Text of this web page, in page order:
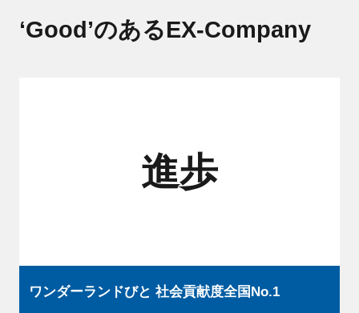
‘Good’のあるEX-Company
進歩
ワンダーランドびと 社会貢献度全国No.1